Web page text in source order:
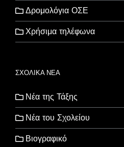
Δρομολόγια ΟΣΕ
Χρήσιμα τηλέφωνα
ΣΧΟΛΙΚΑ ΝΕΑ
Νέα της Τάξης
Νέα του Σχολείου
Βιογραφικό